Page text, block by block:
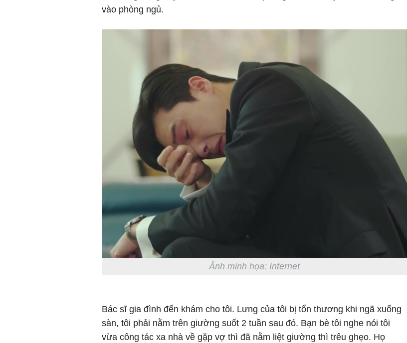
vào phòng ngủ.
Ảnh minh họa: Internet
Bác sĩ gia đình đến khám cho tôi. Lưng của tôi bị tổn thương khi ngã xuống
sàn, tôi phải nằm trên giường suốt 2 tuần sau đó. Bạn bè tôi nghe nói tôi
vừa công tác xa nhà về gặp vợ thì đã nằm liệt giường thì trêu ghẹo. Họ